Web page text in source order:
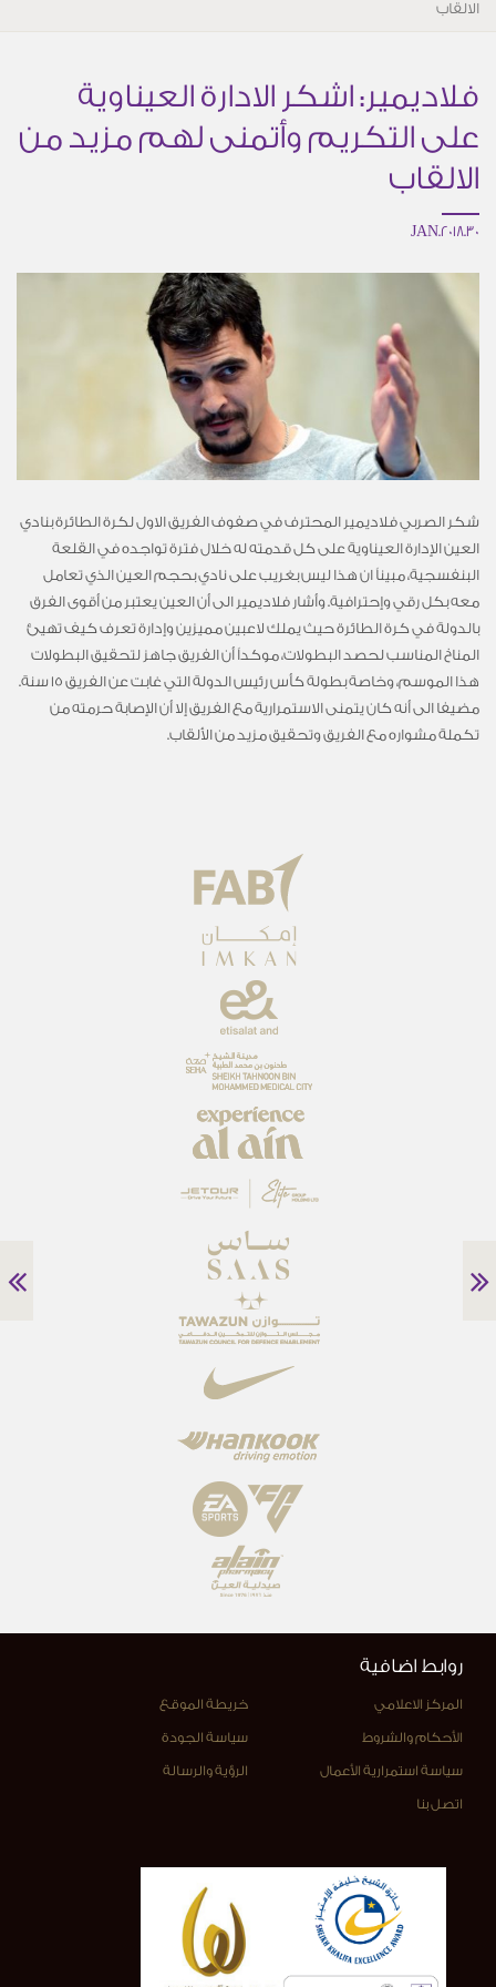
الالقاب
فلاديمير: اشكر الادارة العيناوية
على التكريم وأتمنى لهم مزيد من
الالقاب
30.JAN.2018
شكر الصربي فلاديمير المحترف في صفوف الفريق الاول لكرة الطائرة بنادي
العين الإدارة العيناوية على كل قدمته له خلال فترة تواجده في القلعة
البنفسجية، مبيناً ان هذا ليس بغريب على نادي بحجم العين الذي تعامل
معه بكل رقي وإحترافية. وأشار فلاديمير الى أن العين يعتبر من أقوى الفرق
بالدولة في كرة الطائرة حيث يملك لاعبين مميزين وإدارة تعرف كيف تهيئ
المناخ المناسب لحصد البطولات، موكداً أن الفريق جاهز لتحقيق البطولات
هذا الموسم، وخاصة بطولة كأس رئيس الدولة التي غابت عن الفريق 15 سنة.
مضيفا الى أنه كان يتمنى الاستمرارية مع الفريق إلا أن الإصابة حرمته من
تكملة مشواره مع الفريق وتحقيق مزيد من الألقاب.
روابط اضافية
المركز الاعلامي خريطة الموقع
الأحكام والشروط سياسة الجودة
سياسة استمرارية الأعمال الرؤية والرسالة
اتصل بنا